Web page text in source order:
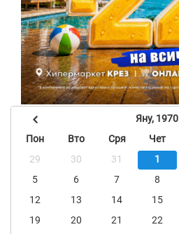
Яну, 1970
Пон
Вто Сря Чет
29
30 31 1
5
6 7 8
12
13 14 15
19
20 21 22